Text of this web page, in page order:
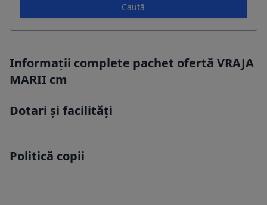
Caută
Informații complete pachet ofertă VRAJA
MARII cm
Dotari și facilități
Politică copii